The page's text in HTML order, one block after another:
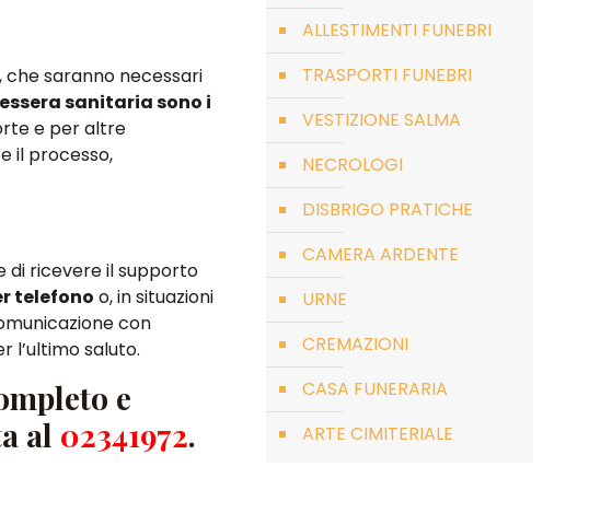
saranno necessari
sanitaria sono i
e per altre
il processo,
ricevere il supporto
telefono o, in situazioni
con
l’ultimo saluto.
e
al 02341972.
ALLESTIMENTI FUNEBRI
TRASPORTI FUNEBRI
VESTIZIONE SALMA
NECROLOGI
DISBRIGO PRATICHE
CAMERA ARDENTE
URNE
CREMAZIONI
CASA FUNERARIA
ARTE CIMITERIALE